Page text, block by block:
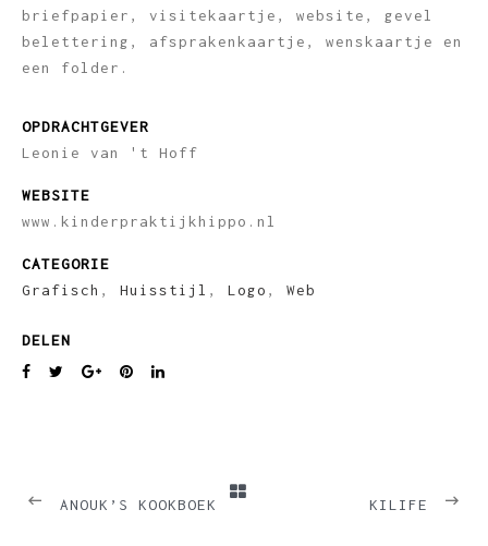
briefpapier, visitekaartje, website, gevel
belettering, afsprakenkaartje, wenskaartje en
een folder.
OPDRACHTGEVER
Leonie van 't Hoff
WEBSITE
www.kinderpraktijkhippo.nl
CATEGORIE
Grafisch , Huisstijl , Logo , Web
DELEN
ANOUK’S KOOKBOEK KILIFE